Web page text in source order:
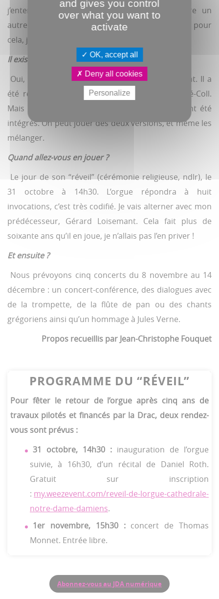
j’entendais de nouvelles sonorités. Je découvre un
autre instrument. Il faut maintenant le roder. Et pour
cela, jouer !
Il existe deux “états” de l’orgue ?
Oui, il compte 70 registres contre 57 auparavant. Il a
été remis dans son état de 1889, dû à Cavaillé-Coll.
Mais les apports du XX
siècle de Roethinger ont été
intégrés. On peut jouer des deux versions, et même les
mélanger.
Quand allez-vous en jouer ?
Le jour de son “réveil” (cérémonie religieuse, ndlr), le
31 octobre à 14h30. L’orgue répondra à huit
invocations, c’est très codifié. Je vais alterner avec mon
prédécesseur, Gérard Loisemant. Cela fait plus de
soixante ans qu’il en joue, je n’allais pas l’en priver !
Et ensuite ?
Nous prévoyons cinq concerts du 8 novembre au 14
décembre : un concert-conférence, des dialogues avec
de la trompette, de la flûte de pan ou des chants
grégoriens ainsi qu’un hommage à Jules Verne.
Propos recueillis par Jean-Christophe Fouquet
PROGRAMME DU “RÉVEIL”
Pour fêter le retour de l’orgue après cinq ans de
travaux pilotés et financés par la Drac, deux rendez-
vous sont prévus :
31 octobre, 14h30 : inauguration de l’orgue
suivie, à 16h30, d’un récital de Daniel Roth.
Gratuit sur inscription
: my.weezevent.com/reveil-de-lorgue-cathedrale-
notre-dame-damiens.
1er novembre, 15h30 : concert de Thomas
Monnet. Entrée libre.
Abonnez-vous au JDA numérique
and gives you control
over what you want to
activate
OK, accept all
Deny all cookies
Personalize